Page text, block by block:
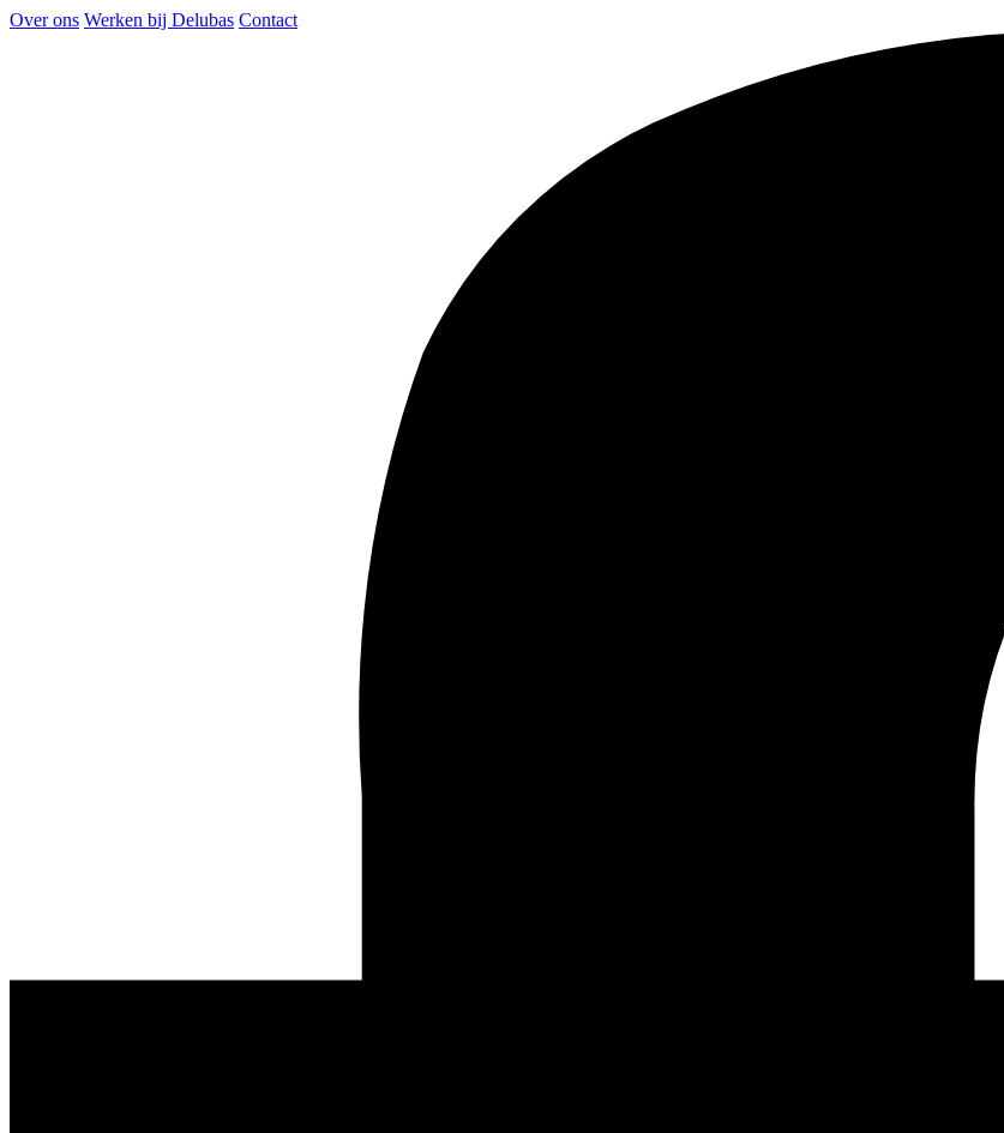
Over ons Werken bij Delubas Contact